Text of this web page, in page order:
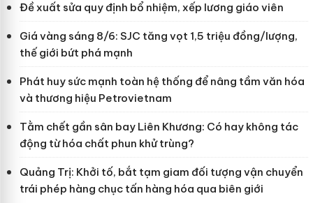
Đề xuất sửa quy định bổ nhiệm, xếp lương giáo viên
Giá vàng sáng 8/6: SJC tăng vọt 1,5 triệu đồng/lượng,
thế giới bứt phá mạnh
Phát huy sức mạnh toàn hệ thống để nâng tầm văn hóa
và thương hiệu Petrovietnam
Tằm chết gần sân bay Liên Khương: Có hay không tác
động từ hóa chất phun khử trùng?
Quảng Trị: Khởi tố, bắt tạm giam đối tượng vận chuyển
trái phép hàng chục tấn hàng hóa qua biên giới